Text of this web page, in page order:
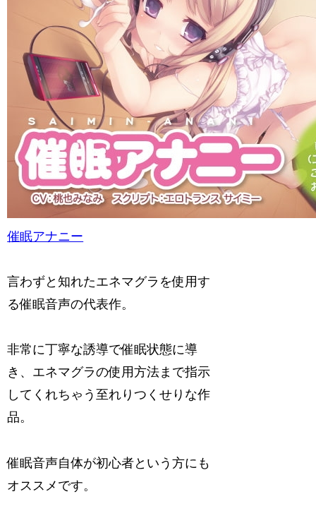
催眠アナニー
言わずと知れたエネマグラを使用す
る催眠音声の代表作。
非常に丁寧な誘導で催眠状態に導
き、エネマグラの使用方法まで指示
してくれちゃう至れりつくせりな作
品。
催眠音声自体が初心者という方にも
オススメです。